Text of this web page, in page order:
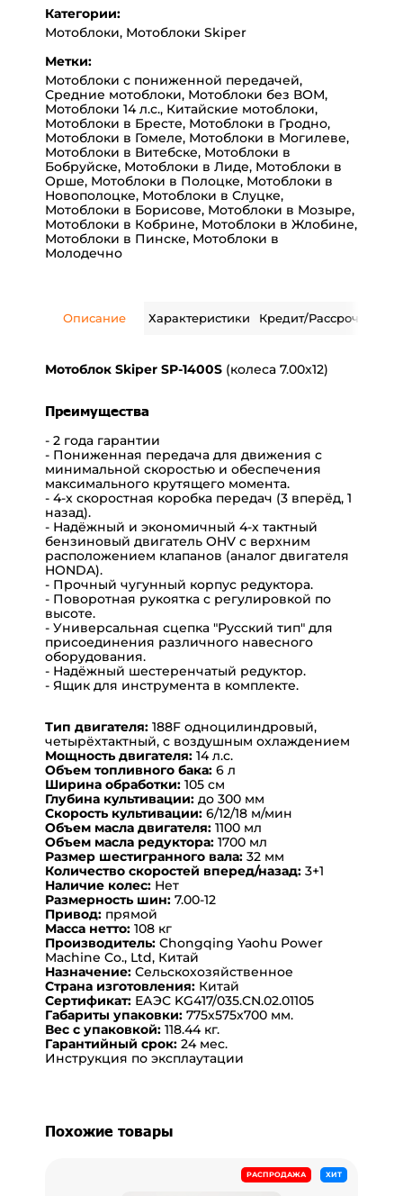
Категории:
Мотоблоки, Мотоблоки Skiper
Метки:
Мотоблоки с пониженной передачей,
Средние мотоблоки, Мотоблоки без ВОМ,
Мотоблоки 14 л.с., Китайские мотоблоки,
Мотоблоки в Бресте, Мотоблоки в Гродно,
Мотоблоки в Гомеле, Мотоблоки в Могилеве,
Мотоблоки в Витебске, Мотоблоки в
Бобруйске, Мотоблоки в Лиде, Мотоблоки в
Орше, Мотоблоки в Полоцке, Мотоблоки в
Новополоцке, Мотоблоки в Слуцке,
Мотоблоки в Борисове, Мотоблоки в Мозыре,
Мотоблоки в Кобрине, Мотоблоки в Жлобине,
Мотоблоки в Пинске, Мотоблоки в
Молодечно
Описание Характеристики Кредит/Рассрочка
Мотоблок Skiper SP-1400S (колеса 7.00x12)
Преимущества
- 2 года гарантии
- Пониженная передача для движения с
минимальной скоростью и обеспечения
максимального крутящего момента.
- 4-х скоростная коробка передач (3 вперёд, 1
назад).
- Надёжный и экономичный 4-х тактный
бензиновый двигатель OHV с верхним
расположением клапанов (аналог двигателя
HONDA).
- Прочный чугунный корпус редуктора.
- Поворотная рукоятка с регулировкой по
высоте.
- Универсальная сцепка "Русский тип" для
присоединения различного навесного
оборудования.
- Надёжный шестеренчатый редуктор.
- Ящик для инструмента в комплекте.
Тип двигателя: 188F одноцилиндровый,
четырёхтактный, с воздушным охлаждением
Мощность двигателя: 14 л.с.
Объем топливного бака: 6 л
Ширина обработки: 105 см
Глубина культивации: до 300 мм
Скорость культивации: 6/12/18 м/мин
Объем масла двигателя: 1100 мл
Объем масла редуктора: 1700 мл
Размер шестигранного вала: 32 мм
Количество скоростей вперед/назад: 3+1
Наличие колес: Нет
Размерность шин: 7.00-12
Привод: прямой
Масса нетто: 108 кг
Производитель: Chongqing Yaohu Power
Machine Co., Ltd, Китай
Назначение: Сельскохозяйственное
Страна изготовления: Китай
Сертификат: ЕАЭС KG417/035.CN.02.01105
Габариты упаковки: 775х575х700 мм.
Вес с упаковкой: 118.44 кг.
Гарантийный срок: 24 мес.
Инструкция по эксплаутации
Похожие товары
РАСПРОДАЖА ХИТ